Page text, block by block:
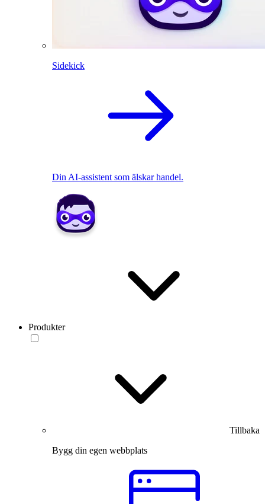
Sidekick
Din AI-assistent som älskar handel.
Produkter
Tillbaka
Bygg din egen webbplats